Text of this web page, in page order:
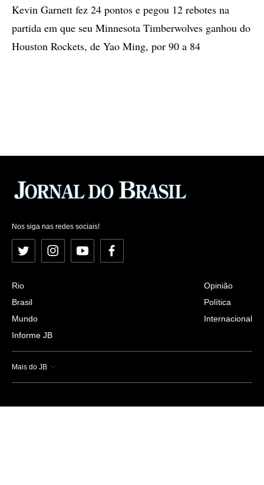
Kevin Garnett fez 24 pontos e pegou 12 rebotes na
partida em que seu Minnesota Timberwolves ganhou do
Houston Rockets, de Yao Ming, por 90 a 84
Nos siga nas redes sociais!
Twitter InstagramYouTubeFacebook
Rio
Brasil
Mundo
Informe JB
Opinião
Política
Internacional
Mais do JB
Esportes